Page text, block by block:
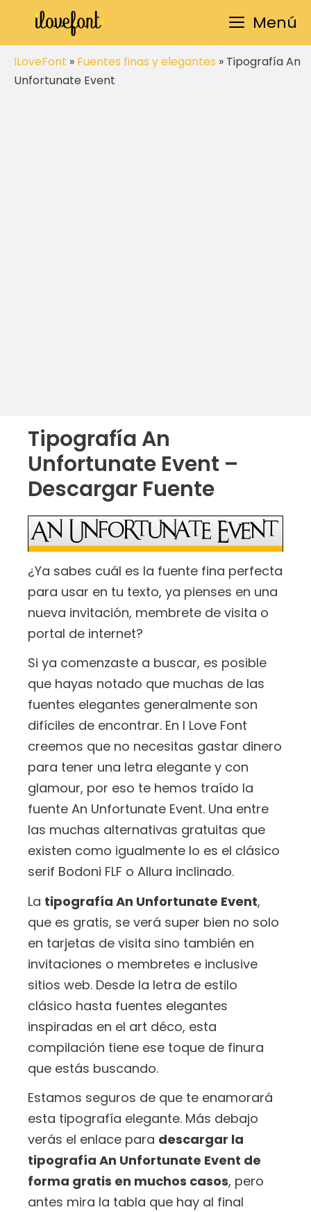
Saltar
contenido
Menú
ILoveFont » Fuentes finas y elegantes » Tipografía An
Unfortunate Event
Tipografía An
Unfortunate Event –
Descargar Fuente
¿Ya sabes cuál es la fuente fina perfecta
para usar en tu texto, ya pienses en una
nueva invitación, membrete de visita o
portal de internet?
Si ya comenzaste a buscar, es posible
que hayas notado que muchas de las
fuentes elegantes generalmente son
difíciles de encontrar. En I Love Font
creemos que no necesitas gastar dinero
para tener una letra elegante y con
glamour, por eso te hemos traído la
fuente An Unfortunate Event. Una entre
las muchas alternativas gratuitas que
existen como igualmente lo es el clásico
serif Bodoni FLF o Allura inclinado.
La tipografía An Unfortunate Event,
que es gratis, se verá super bien no solo
en tarjetas de visita sino también en
invitaciones o membretes e inclusive
sitios web. Desde la letra de estilo
clásico hasta fuentes elegantes
inspiradas en el art déco, esta
compilación tiene ese toque de finura
que estás buscando.
Estamos seguros de que te enamorará
esta tipografía elegante. Más debajo
verás el enlace para descargar la
tipografía An Unfortunate Event de
forma gratis en muchos casos, pero
antes mira la tabla que hay al final